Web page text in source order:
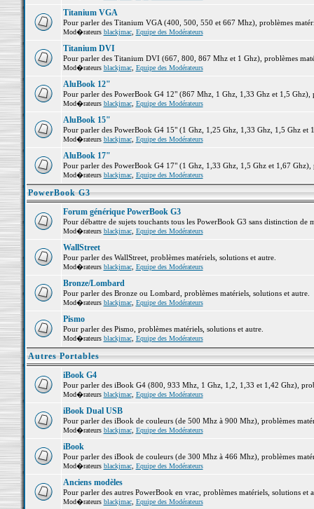
Titanium VGA
Pour parler des Titanium VGA (400, 500, 550 et 667 Mhz), problèmes
Mod�rateurs blackjmac, Equipe des Modérateurs
Titanium DVI
Pour parler des Titanium DVI (667, 800, 867 Mhz et 1 Ghz), problèmes
Mod�rateurs blackjmac, Equipe des Modérateurs
AluBook 12"
Pour parler des PowerBook G4 12" (867 Mhz, 1 Ghz, 1,33 Ghz et 1,5 Ghz),
Mod�rateurs blackjmac, Equipe des Modérateurs
AluBook 15"
Pour parler des PowerBook G4 15" (1 Ghz, 1,25 Ghz, 1,33 Ghz, 1,5 Ghz et
Mod�rateurs blackjmac, Equipe des Modérateurs
AluBook 17"
Pour parler des PowerBook G4 17" (1 Ghz, 1,33 Ghz, 1,5 Ghz et 1,67 Ghz),
Mod�rateurs blackjmac, Equipe des Modérateurs
PowerBook G3
Forum générique PowerBook G3
Pour débattre de sujets touchants tous les PowerBook G3 sans distinction de
Mod�rateurs blackjmac, Equipe des Modérateurs
WallStreet
Pour parler des WallStreet, problèmes matériels, solutions et autre.
Mod�rateurs blackjmac, Equipe des Modérateurs
Bronze/Lombard
Pour parler des Bronze ou Lombard, problèmes matériels, solutions et autre.
Mod�rateurs blackjmac, Equipe des Modérateurs
Pismo
Pour parler des Pismo, problèmes matériels, solutions et autre.
Mod�rateurs blackjmac, Equipe des Modérateurs
Autres Portables
iBook G4
Pour parler des iBook G4 (800, 933 Mhz, 1 Ghz, 1,2, 1,33 et 1,42 Ghz),
Mod�rateurs blackjmac, Equipe des Modérateurs
iBook Dual USB
Pour parler des iBook de couleurs (de 500 Mhz à 900 Mhz), problèmes
Mod�rateurs blackjmac, Equipe des Modérateurs
iBook
Pour parler des iBook de couleurs (de 300 Mhz à 466 Mhz), problèmes
Mod�rateurs blackjmac, Equipe des Modérateurs
Anciens modèles
Pour parler des autres PowerBook en vrac, problèmes matériels, solutions et
Mod�rateurs blackjmac, Equipe des Modérateurs